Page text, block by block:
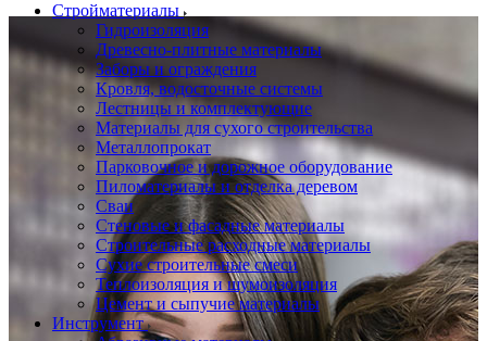
Стройматериалы
Гидроизоляция
Древесно-плитные материалы
Заборы и ограждения
Кровля, водосточные системы
Лестницы и комплектующие
Материалы для сухого строительства
Металлопрокат
Парковочное и дорожное оборудование
Пиломатериалы и отделка деревом
Сваи
Стеновые и фасадные материалы
Строительные расходные материалы
Сухие строительные смеси
Теплоизоляция и шумоизоляция
Цемент и сыпучие материалы
Инструмент